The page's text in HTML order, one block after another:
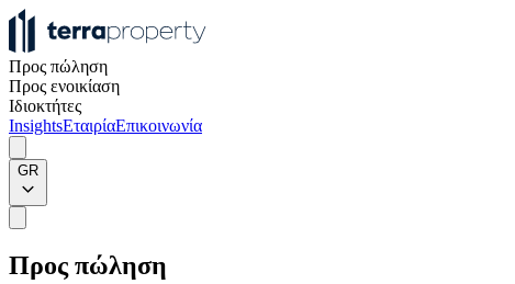
Προς πώληση
Προς ενοικίαση
Ιδιοκτήτες
InsightsΕταιρίαΕπικοινωνία
GR
Προς πώληση